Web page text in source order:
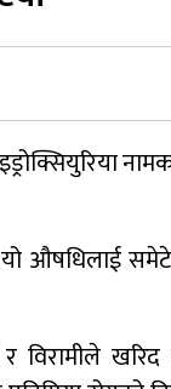
यो औषधिलाई
खरिद